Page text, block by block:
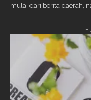
mulai dari berita daerah,
-